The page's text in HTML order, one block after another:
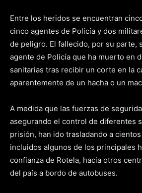
Entre los heridos se encuentran
cinco agentes de Policía y dos
de peligro. El fallecido, por su parte,
agente de Policía que ha muerto en
sanitarias tras recibir un corte en la
aparentemente de un hacha o un
A medida que las fuerzas de
asegurando el control de diferentes
prisión, han ido trasladando a
incluidos algunos de los principales
confianza de Rotela, hacia otros
del país a bordo de autobuses.